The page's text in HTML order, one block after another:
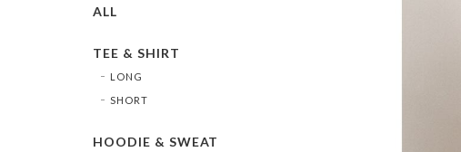
ALL
TEE & SHIRT
LONG
SHORT
HOODIE & SWEAT